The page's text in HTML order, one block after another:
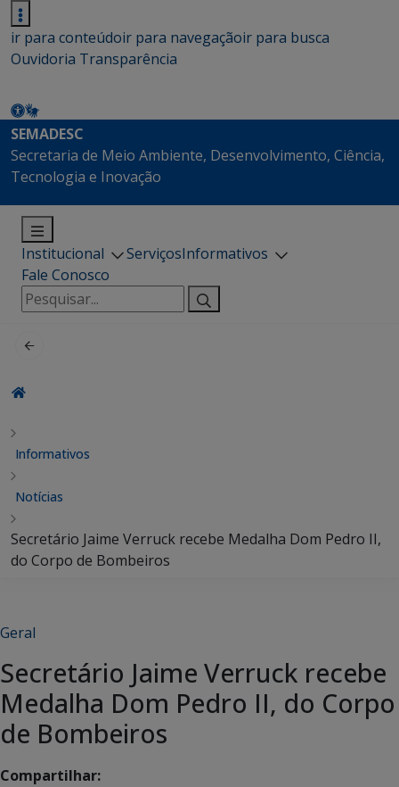
ir para conteúdoir para navegaçãoir para busca
Ouvidoria Transparência
SEMADESC
Secretaria de Meio Ambiente, Desenvolvimento, Ciência,
Tecnologia e Inovação
Institucional ServiçosInformativos
Fale Conosco
Pesquisar
por:
Informativos
Notícias
Secretário Jaime Verruck recebe Medalha Dom Pedro II,
do Corpo de Bombeiros
Geral
Secretário Jaime Verruck recebe
Medalha Dom Pedro II, do Corpo
de Bombeiros
Compartilhar: